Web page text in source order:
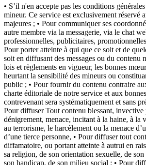
• S’il n'en accepte pas les conditions
mineur. Ce service est exclusivement réservé
majeures ; • Pour communiquer ses
autre membre via la messagerie, via le chat
professionnelles, publicitaires,
Pour porter atteinte à qui que ce soit et de
soit en diffusant des messages ou du contenu
lois et règlements en vigueur, les bonnes
heurtant la sensibilité des mineurs ou
public ; • Pour fournir du contenu contraire
charte éditoriale de notre service et aux
contrevenant sera systématiquement et sans
Pour diffuser Tout contenu blessant, invective
dénigrement, menace, incitant à la haine, à la
au terrorisme, le harcèlement ou la menace
d’une tierce personne, • Pour diffuser tout
diffamatoire, ou portant atteinte à autrui en
sa religion, de son orientation sexuelle, de
son handicap, de son milieu social ; • Pour